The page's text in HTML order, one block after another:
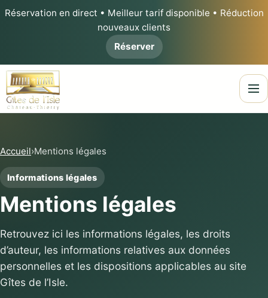
Réservation en direct • Meilleur tarif disponible • Réduction
nouveaux clients
Réserver
Accueil›Mentions légales
Informations légales
Mentions légales
Retrouvez ici les informations légales, les droits
d’auteur, les informations relatives aux données
personnelles et les dispositions applicables au site
Gîtes de l’Isle.